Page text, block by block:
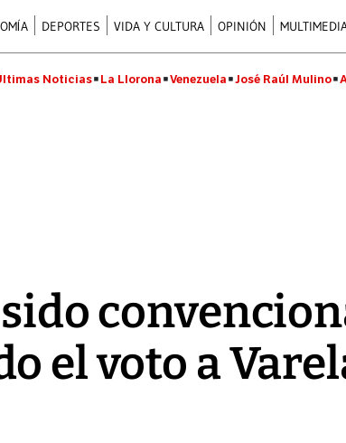
DEPORTES VIDA Y CULTURA OPINIÓN
Noticias La Llorona Venezuela José Raúl Mulino
el voto a